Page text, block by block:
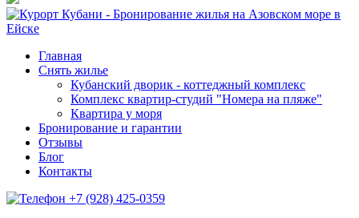
Главная
Снять жилье
Кубанский дворик - коттеджный комплекс
Комплекс квартир-студий "Номера на пляже"
Квартира у моря
Бронирование и гарантии
Отзывы
Блог
Контакты
+7 (928) 425-0359